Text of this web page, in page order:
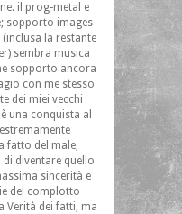
il prog-metal e
sopporto images
la restante
sembra musica
sopporto ancora
con me stesso
dei miei vecchi
una conquista al
fatto del male,
diventare quello
sincerità e
del complotto
Verità dei fatti, ma